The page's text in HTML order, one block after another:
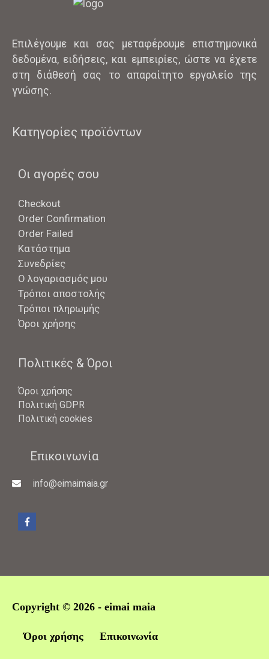
AERIAL YOGA pregancy
Επιλέγουμε και σας μεταφέρουμε επιστημονικά
δεδομένα, ειδήσεις, και εμπειρίες, ώστε να έχετε
στη διάθεσή σας το απαραίτητο εργαλείο της
γνώσης.
Κατηγορίες προϊόντων
Οι αγορές σου
Checkout
Order Confirmation
Order Failed
Κατάστημα
Συνεδρίες
Ο λογαριασμός μου
Τρόποι αποστολής
Τρόποι πληρωμής
Όροι χρήσης
Πολιτικές & Όροι
Όροι χρήσης
Πολιτική GDPR
Πολιτική cookies
Επικοινωνία
info@eimaimaia.gr
Copyright © 2026 - eimai maia
Όροι χρήσης Επικοινωνία